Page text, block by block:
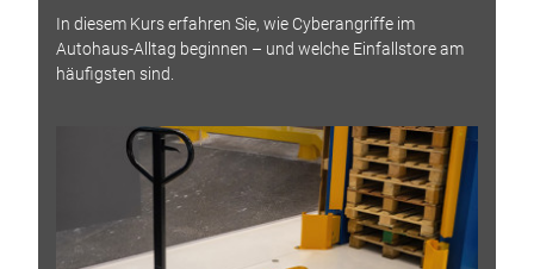
In diesem Kurs erfahren Sie, wie Cyberangriffe im
Autohaus-Alltag beginnen – und welche Einfallstore am
häufigsten sind.